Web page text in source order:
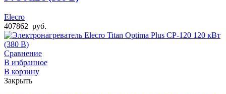
Elecro
407862 руб.
Сравнение
В избранное
В корзину
Закрыть